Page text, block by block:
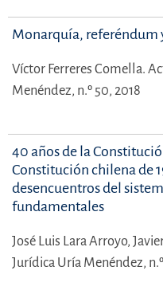
Monarquía, referéndum
Víctor Ferreres Comella.
Menéndez, n.º 50, 2018
40 años de la
Constitución chilena de
desencuentros del
fundamentales
José Luis Lara Arroyo,
Jurídica Uría Menéndez,